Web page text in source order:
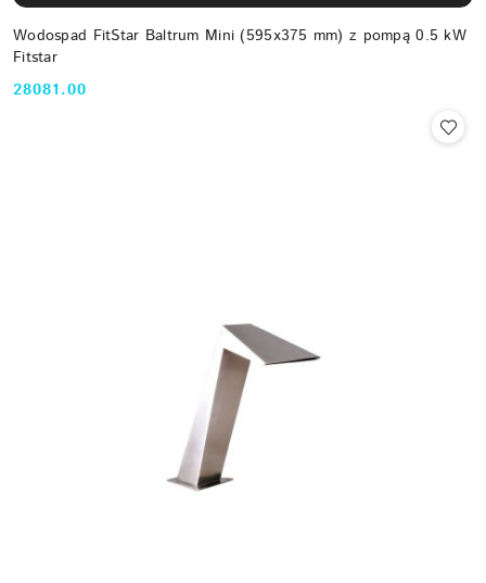
Wodospad FitStar Baltrum Mini (595x375 mm) z pompą 0.5 kW
Fitstar
Cena:
28081.00